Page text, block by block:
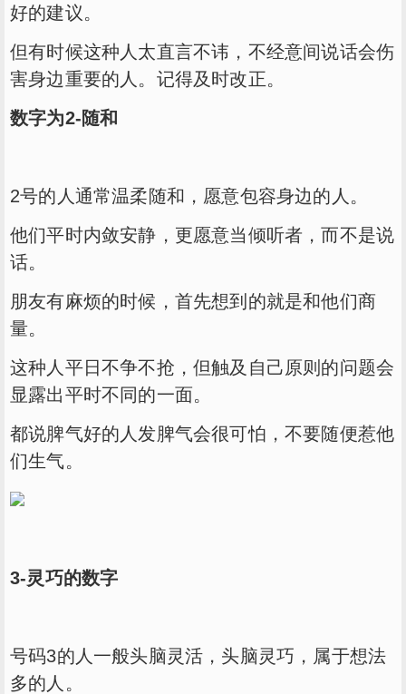
好的建议。
但有时候这种人太直言不讳，不经意间说话会伤
害身边重要的人。记得及时改正。
数字为2-随和
2号的人通常温柔随和，愿意包容身边的人。
他们平时内敛安静，更愿意当倾听者，而不是说
话。
朋友有麻烦的时候，首先想到的就是和他们商
量。
这种人平日不争不抢，但触及自己原则的问题会
显露出平时不同的一面。
都说脾气好的人发脾气会很可怕，不要随便惹他
们生气。
3-灵巧的数字
号码3的人一般头脑灵活，头脑灵巧，属于想法
多的人。